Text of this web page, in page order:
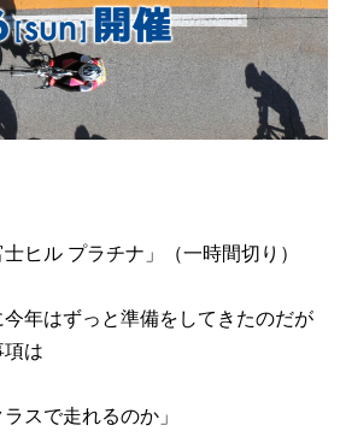
ヒル プラチナ」（一時間切り）
年はずっと準備をしてきたのだが
は
スで走れるのか」